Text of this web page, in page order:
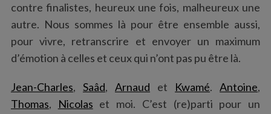
contre finalistes, heureux une fois, malheureux une
autre. Nous sommes là pour être ensemble aussi,
pour vivre, retranscrire et envoyer un maximum
d’émotion à celles et ceux qui n’ont pas pu être là.
Jean-Charles, Saâd, Arnaud et Kwamé.Antoine,
Thomas, Nicolas et moi. C’est (re)parti pour un